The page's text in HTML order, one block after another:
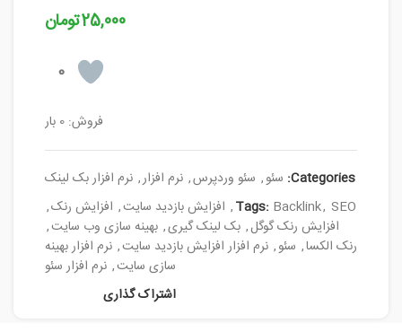
25,000تومان
0
فروش: 0 بار
Categories: سئو, سئو وردپرس, نرم افزار, نرم افزار بک لینک
Tags: Backlink, SEO
, افزایش بازدید سایت, افزایش رنک,
افزایش رنک گوگل, بک لینک گیری, بهینه سازی وب سایت,
رنک الکسا, سئو, نرم افزار افزایش بازدید سایت, نرم افزار بهینه
سازی سایت, نرم افزار سئو
اشتراک گذاری